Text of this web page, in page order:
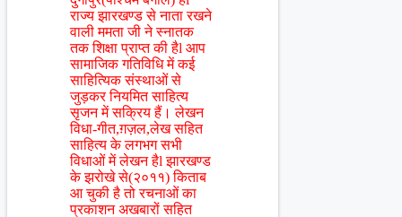
राज्य झारखण्ड से नाता रखने
वाली ममता जी ने स्नातक
तक शिक्षा प्राप्त की हैl आप
सामाजिक गतिविधि में कई
साहित्यिक संस्थाओं से
जुड़कर नियमित साहित्य
सृजन में सक्रिय हैं। लेखन
विधा-गीत,ग़ज़ल,लेख सहित
साहित्य के लगभग सभी
विधाओं में लेखन हैl झारखण्ड
के झरोखे से(२०११) किताब
आ चुकी है तो रचनाओं का
प्रकाशन अखबारों सहित